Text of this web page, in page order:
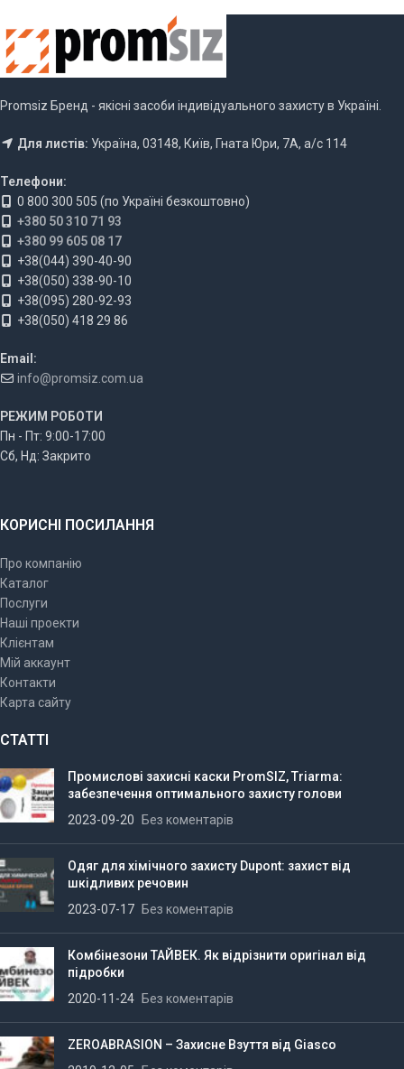
Promsiz Бренд - якісні засоби індивідуального захисту в Україні.
Для листів: Україна, 03148, Київ, Гната Юри, 7А, а/с 114
Телефони:
0 800 300 505 (по Україні безкоштовно)
+380 50 310 71 93
+380 99 605 08 17
+38(044) 390-40-90
+38(050) 338-90-10
+38(095) 280-92-93
+38(050) 418 29 86
Email:
info@promsiz.com.ua
РЕЖИМ РОБОТИ
Пн - Пт: 9:00-17:00
Сб, Нд: Закрито
КОРИСНІ ПОСИЛАННЯ
Про компанію
Каталог
Послуги
Наші проекти
Клієнтам
Мій аккаунт
Контакти
Карта сайту
СТАТТІ
Промислові захисні каски PromSIZ, Triarma:
забезпечення оптимального захисту голови
2023-09-20
Без коментарів
Одяг для хімічного захисту Dupont: захист від
шкідливих речовин
2023-07-17
Без коментарів
Комбінезони ТАЙВЕК. Як відрізнити оригінал від
підробки
2020-11-24
Без коментарів
ZEROABRASION – Захисне Взуття від Giasco